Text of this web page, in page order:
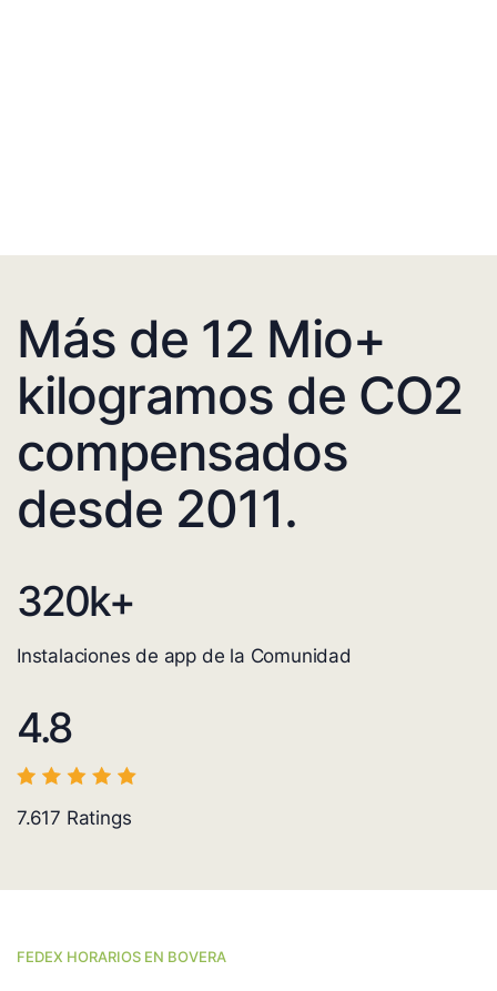
Más de 12 Mio+
kilogramos de CO2
compensados
desde 2011.
320k+
Instalaciones de app de la Comunidad
4.8
7.617 Ratings
FEDEX HORARIOS EN BOVERA